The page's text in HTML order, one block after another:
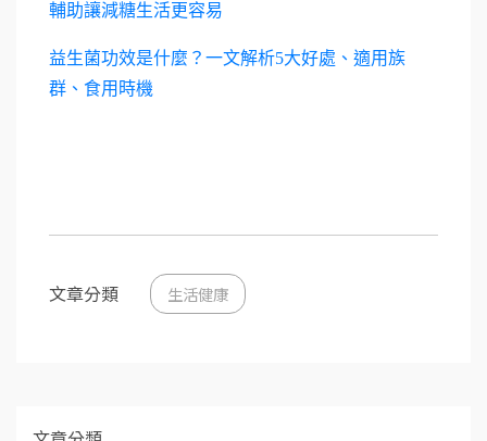
輔助讓減糖生活更容易
益生菌功效是什麼？一文解析5大好處、適用族
群、食用時機
文章分類 生活健康